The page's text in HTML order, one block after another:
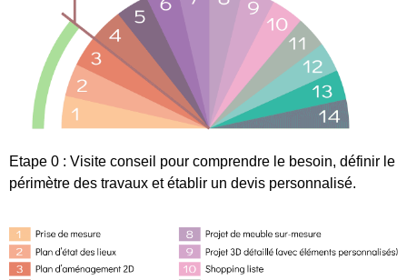
Etape 0 : Visite conseil pour comprendre le besoin, définir le
périmètre des travaux et établir un devis personnalisé.